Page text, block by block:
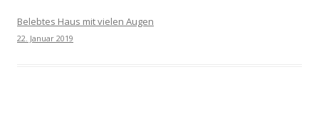
Belebtes Haus mit vielen Augen
22. Januar 2019